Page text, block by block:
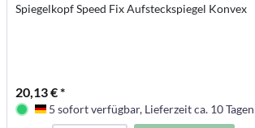
Spiegelkopf Speed Fix Aufsteckspiegel Konvex
20,13 € *
Deutschland
5 sofort verfügbar, Lieferzeit ca. 10 Tagen